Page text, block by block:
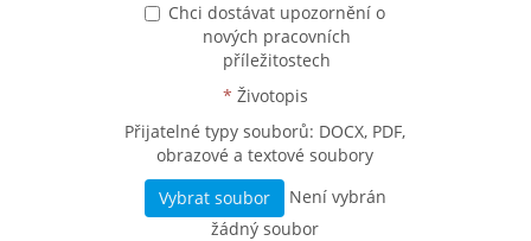
Chci dostávat upozornění o
nových pracovních
příležitostech
* Životopis
Přijatelné typy souborů: DOCX, PDF,
obrazové a textové soubory
Vybrat soubor
Není vybrán
žádný soubor